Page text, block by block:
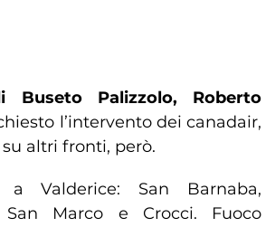
Buseto Palizzolo, Roberto
l’intervento dei canadair,
altri fronti, però.
Valderice: San Barnaba,
San Marco e Crocci. Fuoco